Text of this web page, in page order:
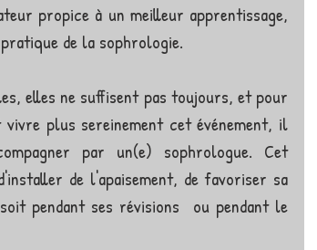
propice à un meilleur apprentissage,
de la sophrologie.
elles ne suffisent pas toujours, et pour
plus sereinement cet événement, il
par un(e) sophrologue. Cet
de l'apaisement, de favoriser sa
pendant ses révisions  ou pendant le